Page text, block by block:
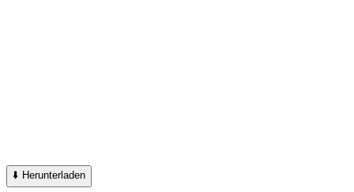
⬇️ Herunterladen